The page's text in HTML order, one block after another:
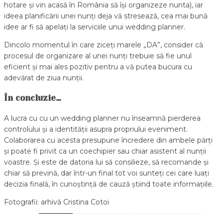
hotare și vin acasă în România să își organizeze nunta), iar
ideea planificării unei nunți deja vă stresează, cea mai bună
idee ar fi să apelați la serviciile unui wedding planner.
Dincolo momentul în care ziceți marele „DA”, consider că
procesul de organizare al unei nunți trebuie să fie unul
eficient și mai ales pozitiv pentru a vă putea bucura cu
adevărat de ziua nunții.
În concluzie…
A lucra cu cu un wedding planner nu înseamnă pierderea
controlului și a identității asupra propriului eveniment.
Colaborarea cu acesta presupune încredere din ambele părți
și poate fi privit ca un coechipier sau chiar asistent al nunții
voastre. Și este de datoria lui să consilieze, să recomande și
chiar să prevină, dar într-un final tot voi sunteți cei care luați
decizia finală, în cunoștință de cauză știind toate informațiile.
Fotografii: arhivă Cristina Cotoi